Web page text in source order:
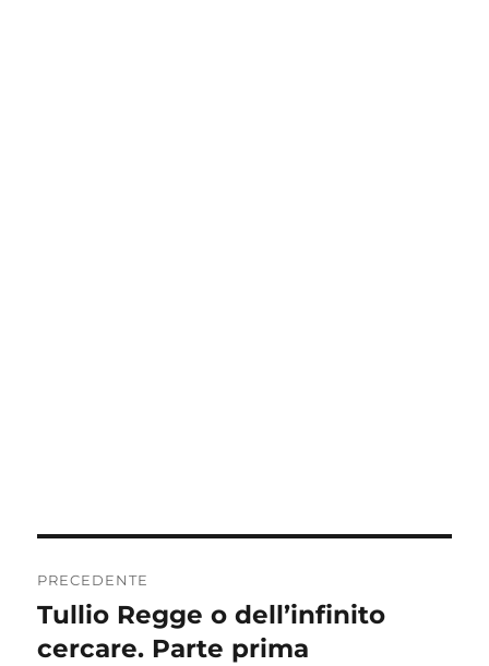
articoli
PRECEDENTE
Articolo
precedente:
Tullio Regge o dell’infinito
cercare. Parte prima